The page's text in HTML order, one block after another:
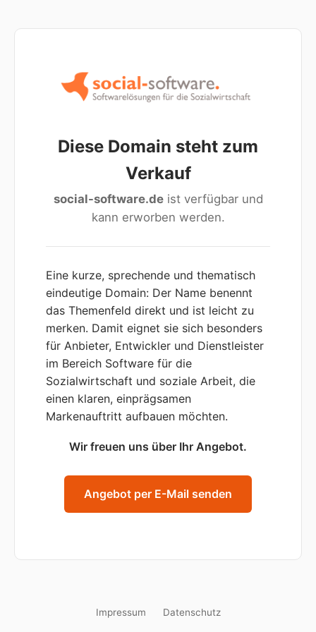
Diese Domain steht zum
Verkauf
social-software.deist verfügbar und
kann erworben werden.
Eine kurze, sprechende und thematisch
eindeutige Domain: Der Name benennt
das Themenfeld direkt und ist leicht zu
merken. Damit eignet sie sich besonders
für Anbieter, Entwickler und Dienstleister
im Bereich Software für die
Sozialwirtschaft und soziale Arbeit, die
einen klaren, einprägsamen
Markenauftritt aufbauen möchten.
Wir freuen uns über Ihr Angebot.
Angebot per E-Mail senden
Impressum Datenschutz